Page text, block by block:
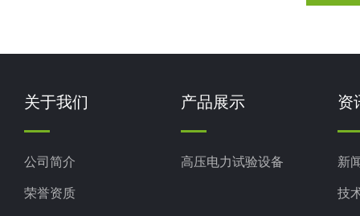
关于我们
公司简介
荣誉资质
产品展示
高压电力试验设备
资
新
技